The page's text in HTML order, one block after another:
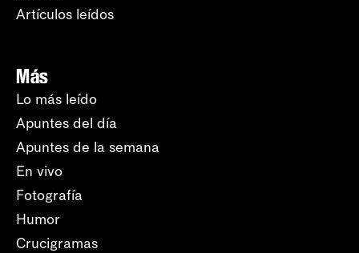
Artículos leídos
Más
Lo más leído
Apuntes del día
Apuntes de la semana
En vivo
Fotografía
Humor
Crucigramas